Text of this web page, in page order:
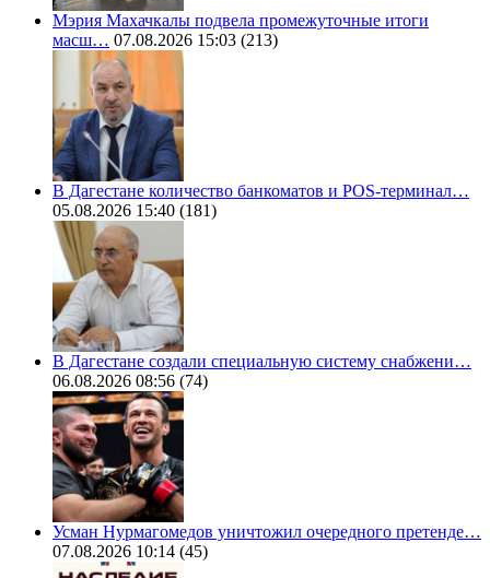
Мэрия Махачкалы подвела промежуточные итоги
масш… 07.08.2026 15:03 (213)
В Дагестане количество банкоматов и POS-терминал…
05.08.2026 15:40 (181)
В Дагестане создали специальную систему снабжени…
06.08.2026 08:56 (74)
Усман Нурмагомедов уничтожил очередного претенде…
07.08.2026 10:14 (45)